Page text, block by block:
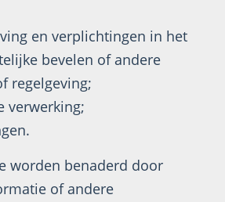
en verplichtingen in het
bevelen of andere
regelgeving;
verwerking;
worden benaderd door
of andere